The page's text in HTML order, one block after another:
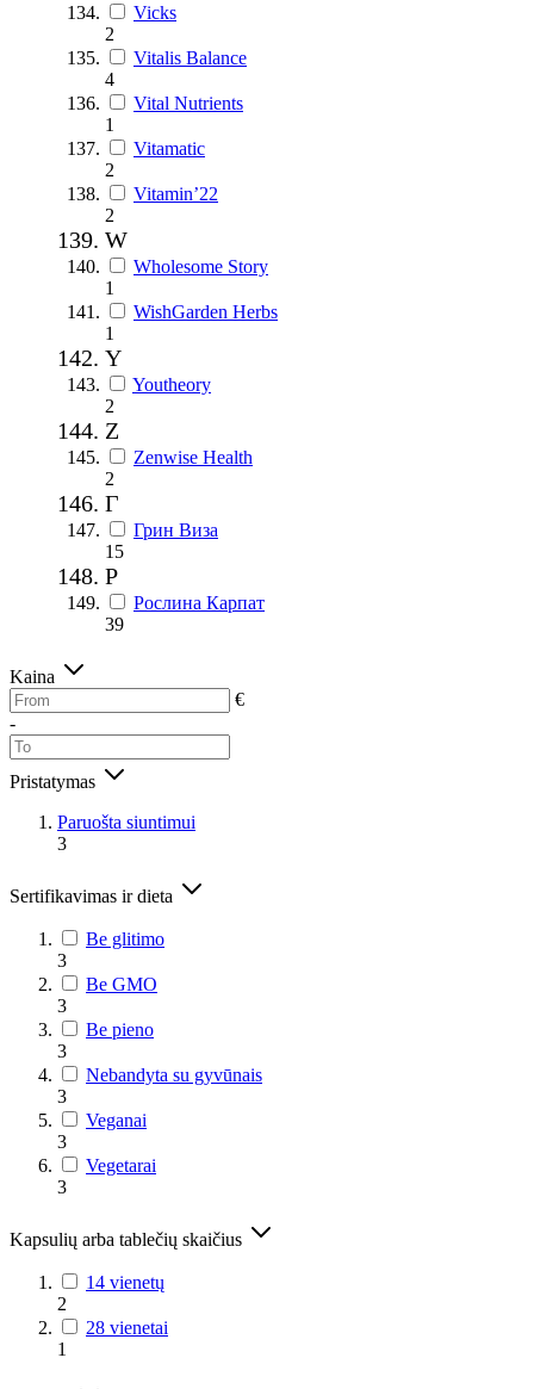
Vicks
2
Vitalis Balance
4
Vital Nutrients
1
Vitamatic
2
Vitamin’22
2
W
Wholesome Story
1
WishGarden Herbs
1
Y
Youtheory
2
Z
Zenwise Health
2
Г
Грин Виза
15
Р
Рослина Карпат
39
Kaina
€
-
Pristatymas
Paruošta siuntimui
3
Sertifikavimas ir dieta
Be glitimo
3
Be GMO
3
Be pieno
3
Nebandyta su gyvūnais
3
Veganai
3
Vegetarai
3
Kapsulių arba tablečių skaičius
14 vienetų
2
28 vienetai
1